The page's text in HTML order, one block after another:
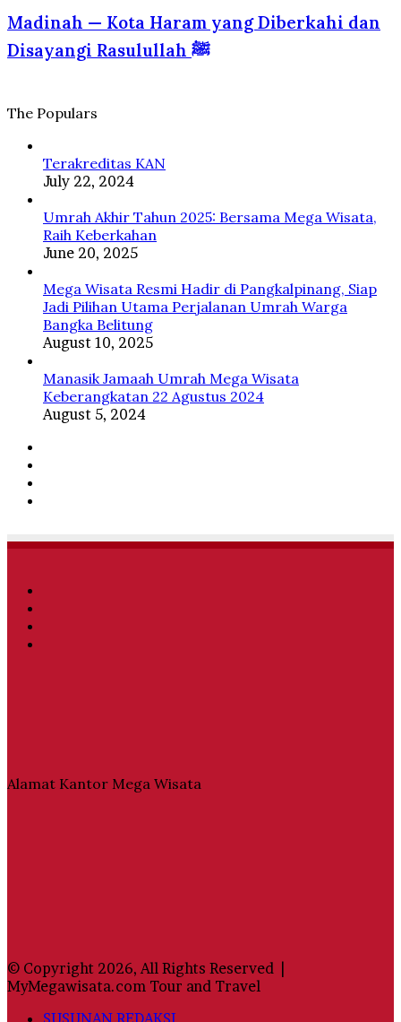
Psikologi
dan
Islam
Sumatera
ke
Tanah
Kota
Haram
yang
Disayangi
Madinah — Kota Haram yang Diberkahi dan
Disayangi Rasulullah ﷺ
The Populars
Terakreditas KAN
July 22, 2024
Umrah Akhir Tahun 2025: Bersama Mega Wisata,
Raih Keberkahan
June 20, 2025
Mega Wisata Resmi Hadir di Pangkalpinang, Siap
Jadi Pilihan Utama Perjalanan Umrah Warga
Bangka Belitung
August 10, 2025
Manasik Jamaah Umrah Mega Wisata
Keberangkatan 22 Agustus 2024
August 5, 2024
Alamat Kantor Mega Wisata
© Copyright 2026, All Rights Reserved |
MyMegawisata.com Tour and Travel
SUSUNAN REDAKSI